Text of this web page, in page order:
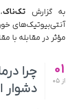
به گزارش تک‌ناک
آنتی‌بیوتیک‌های
مؤثر در مقابله با
01
از
چرا